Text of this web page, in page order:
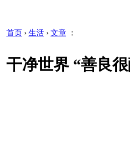
首页 › 生活 › 文章 ：
干净世界 “善良